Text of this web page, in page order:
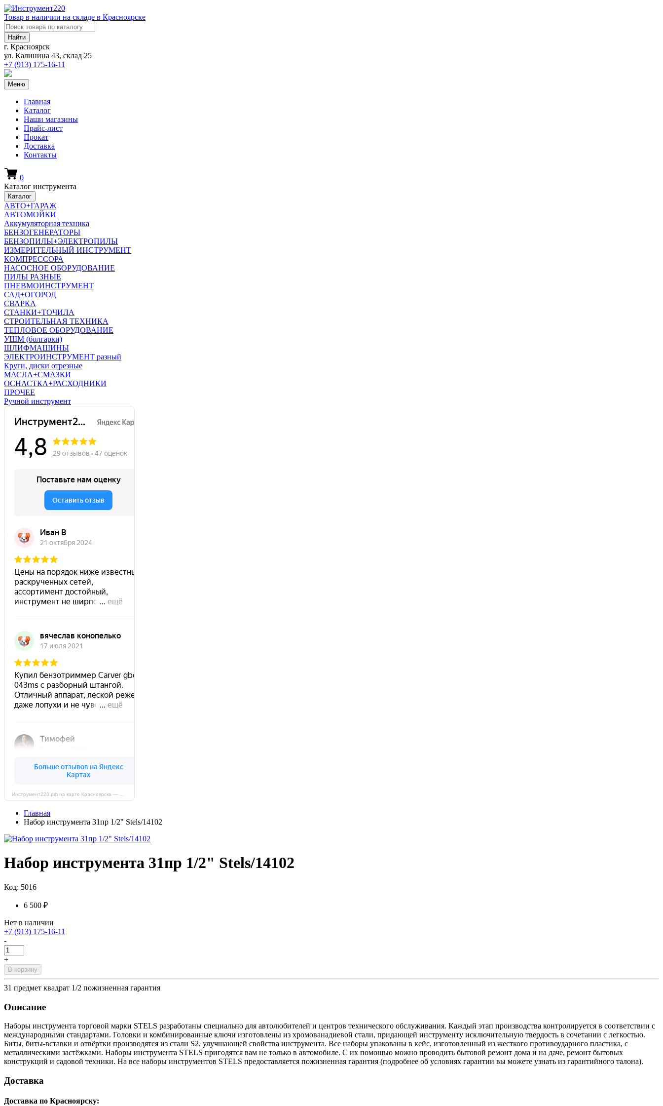
Товар в наличии на складе в Красноярске
Найти
г. Красноярск
ул. Калинина 43, склад 25
+7 (913) 175-16-11
Меню
Главная
Каталог
Наши магазины
Прайс-лист
Прокат
Доставка
Контакты
0
Каталог инструмента
Каталог
АВТО+ГАРАЖ
АВТОМОЙКИ
Аккумуляторная техника
БЕНЗОГЕНЕРАТОРЫ
БЕНЗОПИЛЫ+ЭЛЕКТРОПИЛЫ
ИЗМЕРИТЕЛЬНЫЙ ИНСТРУМЕНТ
КОМПРЕССОРА
НАСОСНОЕ ОБОРУДОВАНИЕ
ПИЛЫ РАЗНЫЕ
ПНЕВМОИНСТРУМЕНТ
САД+ОГОРОД
СВАРКА
СТАНКИ+ТОЧИЛА
СТРОИТЕЛЬНАЯ ТЕХНИКА
ТЕПЛОВОЕ ОБОРУДОВАНИЕ
УШМ (болгарки)
ШЛИФМАШИНЫ
ЭЛЕКТРОИНСТРУМЕНТ разный
Круги, диски отрезные
МАСЛА+СМАЗКИ
ОСНАСТКА+РАСХОДНИКИ
ПРОЧЕЕ
Ручной инструмент
Главная
Набор инструмента 31пр 1/2" Stels/14102
Набор инструмента 31пр 1/2" Stels/14102
Код: 5016
6 500 ₽
Нет в наличии
+7 (913) 175-16-11
-
+
В корзину
31 предмет квадрат 1/2 пожизненная гарантия
Описание
Наборы инструмента торговой марки STELS разработаны специально для автолюбителей и центров технического обслуживания. Каждый этап производства контролируется в соответствии с
международными стандартами. Головки и комбинированные ключи изготовлены из хромованадиевой стали, придающей инструменту исключительную твердость в сочетании с легкостью.
Биты, биты-вставки и отвёртки производятся из стали S2, улучшающей свойства инструмента. Все наборы упакованы в кейс, изготовленный из жесткого противоударного пластика, с
металлическими застёжками. Наборы инструмента STELS пригодятся вам не только в автомобиле. С их помощью можно проводить бытовой ремонт дома и на даче, ремонт бытовых
конструкций и садовой техники. На все наборы инструментов STELS предоставляется пожизненная гарантия (подробнее об условиях гарантии вы можете узнать из гарантийного талона).
Доставка
Доставка по Красноярску: